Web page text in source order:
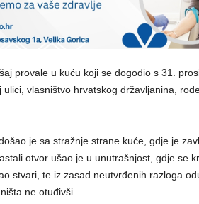
provale u kuću koji se dogodio s 31.
ulici, vlasništvo hrvatskog državljanina,
je sa stražnje strane kuće, gdje je
otvor ušao je u unutrašnjost, gdje se
stvari, te iz zasad neutvrđenih razloga
ne otuđivši.